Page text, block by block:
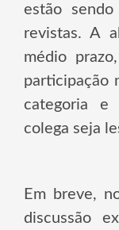
estão
revistas. A
médio
participação
categoria
colega seja
Em breve,
discussão